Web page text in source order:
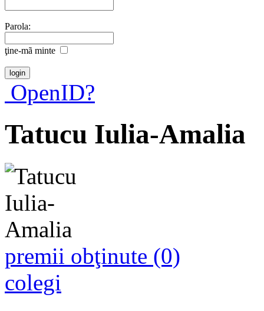
Parola:
ţine-mã minte
OpenID?
Tatucu Iulia-Amalia
premii obţinute (0)
colegi